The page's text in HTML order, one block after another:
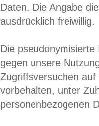
Daten. Die Angabe
ausdrücklich freiwillig.
Die
gegen unsere
Zugriffsversuchen
vorbehalten, unter
personenbezogenen